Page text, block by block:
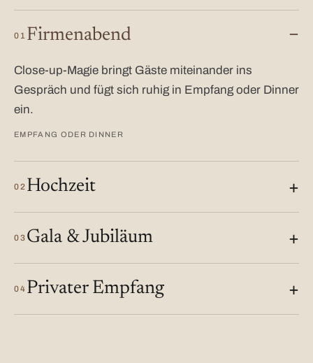
01 Firmenabend
Close-up-Magie bringt Gäste miteinander ins
Gespräch und fügt sich ruhig in Empfang oder Dinner
ein.
EMPFANG ODER DINNER
02 Hochzeit
03 Gala & Jubiläum
04 Privater Empfang